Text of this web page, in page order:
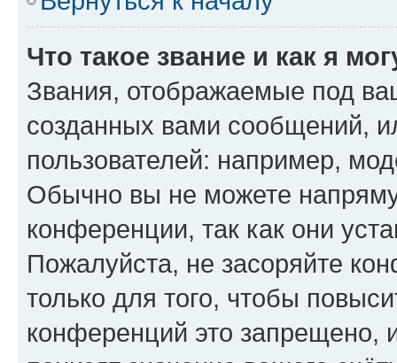
Что такое звание и как я
Звания, отображаемые под
созданных вами сообщений,
пользователей: например,
Обычно вы не можете
конференции, так как они
Пожалуйста, не засоряйте
только для того, чтобы
конференций это запрещено,